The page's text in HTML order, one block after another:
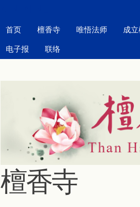
首页 檀香寺 唯悟法师 成
电子报 联络
檀香寺